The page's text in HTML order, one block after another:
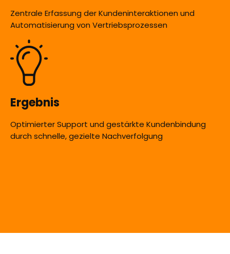
Zentrale Erfassung der Kundeninteraktionen und
Automatisierung von Vertriebsprozessen
Ergebnis
Optimierter Support und gestärkte Kundenbindung
durch schnelle, gezielte Nachverfolgung